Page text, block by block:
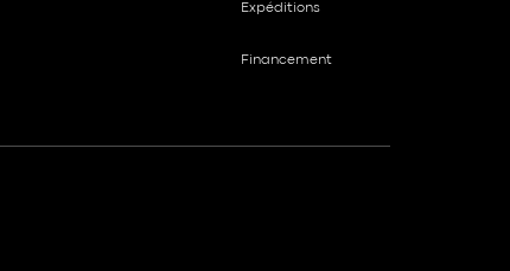
Expéditions
Financement